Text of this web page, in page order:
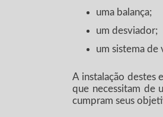
uma balança;
um desviador;
um sistema de
A instalação destes
que necessitam de
cumpram seus